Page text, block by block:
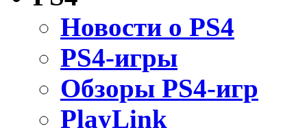
Новости о PS4
PS4-игры
Обзоры PS4-игр
PlayLink